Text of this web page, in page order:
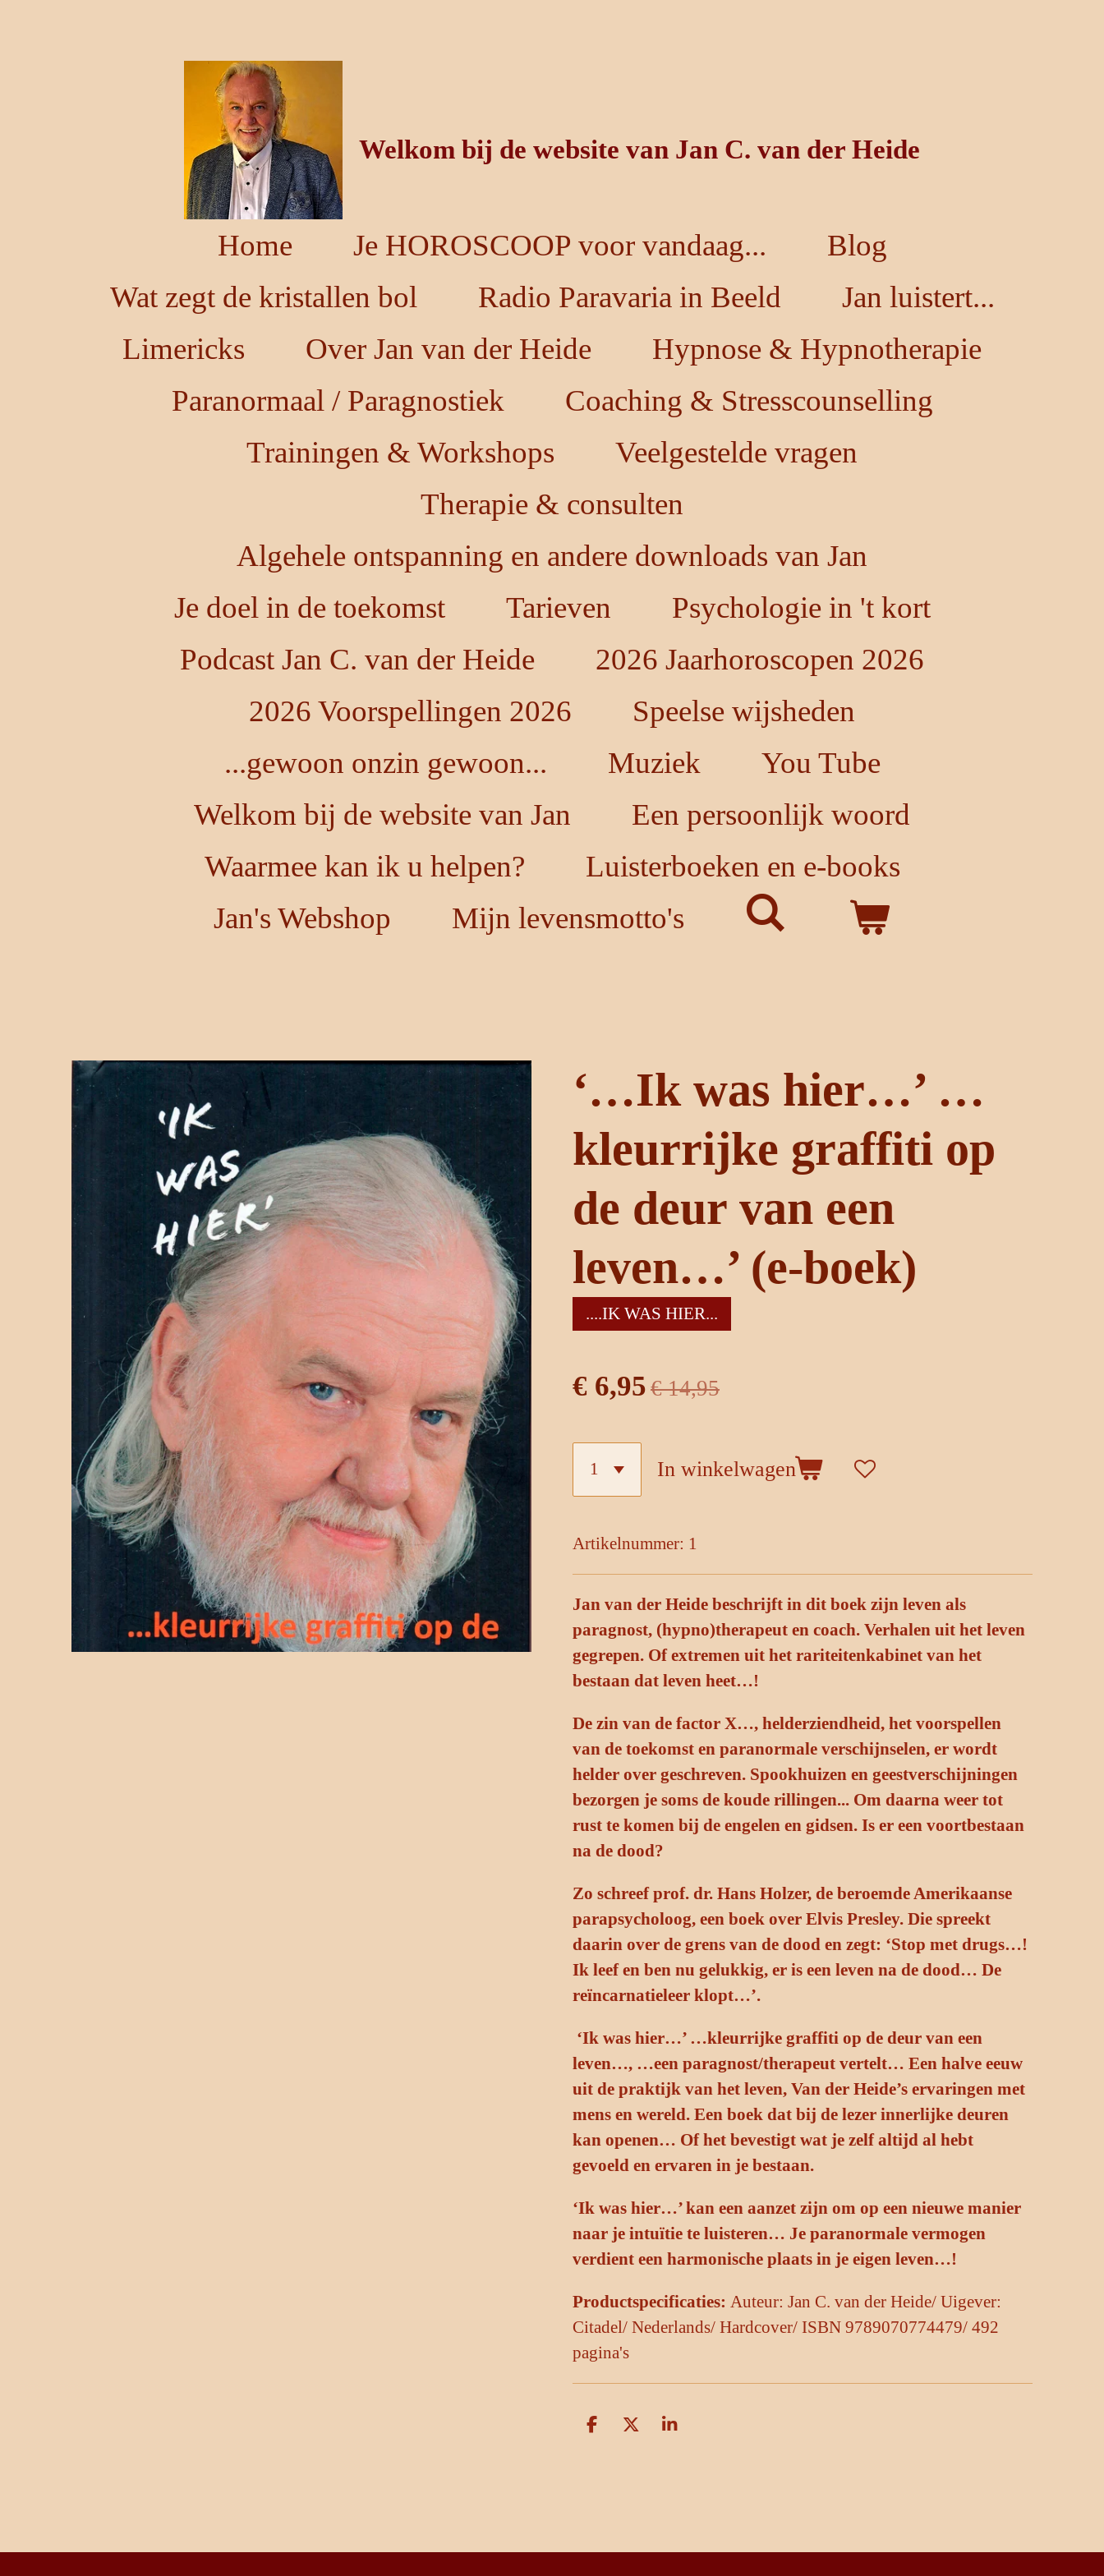
Welkom bij de website van Jan C. van der Heide
Home Je HOROSCOOP voor vandaag...
Blog
Wat zegt de kristallen bol
Radio Paravaria in Beeld
Jan luistert...
Limericks
Over Jan van der Heide
Hypnose & Hypnotherapie
Paranormaal / Paragnostiek
Coaching & Stresscounselling
Trainingen & Workshops
Veelgestelde vragen
Therapie & consulten
Algehele ontspanning en andere downloads van Jan
Je doel in de toekomst
Tarieven
Psychologie in 't kort
Podcast Jan C. van der Heide
2026 Jaarhoroscopen 2026
2026 Voorspellingen 2026
Speelse wijsheden
...gewoon onzin gewoon...
Muziek
You Tube
Welkom bij de website van Jan
Een persoonlijk woord
Waarmee kan ik u helpen?
Luisterboeken en e-books
Jan's Webshop
Mijn levensmotto's
‘…Ik was hier…’ …
kleurrijke graffiti op
de deur van een
leven…’ (e-boek)
....IK WAS HIER...
€ 6,95 € 14,95
In winkelwagen
Artikelnummer: 1
Jan van der Heide beschrijft in dit boek zijn leven als
paragnost, (hypno)therapeut en coach. Verhalen uit het leven
gegrepen. Of extremen uit het rariteitenkabinet van het
bestaan dat leven heet…!
De zin van de factor X…, helderziendheid, het voorspellen
van de toekomst en paranormale verschijnselen, er wordt
helder over geschreven. Spookhuizen en geestverschijningen
bezorgen je soms de koude rillingen... Om daarna weer tot
rust te komen bij de engelen en gidsen. Is er een voortbestaan
na de dood?
Zo schreef prof. dr. Hans Holzer, de beroemde Amerikaanse
parapsycholoog, een boek over Elvis Presley. Die spreekt
daarin over de grens van de dood en zegt: ‘Stop met drugs…!
Ik leef en ben nu gelukkig, er is een leven na de dood… De
reïncarnatieleer klopt…’.
‘Ik was hier…’ …kleurrijke graffiti op de deur van een
leven…, …een paragnost/therapeut vertelt… Een halve eeuw
uit de praktijk van het leven, Van der Heide’s ervaringen met
mens en wereld. Een boek dat bij de lezer innerlijke deuren
kan openen… Of het bevestigt wat je zelf altijd al hebt
gevoeld en ervaren in je bestaan.
‘Ik was hier…’kan een aanzet zijn om op een nieuwe manier
naar je intuïtie te luisteren… Je paranormale vermogen
verdient een harmonische plaats in je eigen leven…!
Productspecificaties: Auteur: Jan C. van der Heide/ Uigever:
Citadel/ Nederlands/ Hardcover/ ISBN 9789070774479/ 492
pagina's
D
D
S